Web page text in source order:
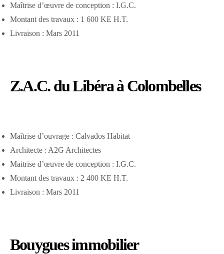
Maîtrise d’œuvre de conception : I.G.C.
Montant des travaux : 1 600 KE H.T.
Livraison : Mars 2011
Z.A.C. du Libéra à Colombelles
Maîtrise d’ouvrage : Calvados Habitat
Architecte : A2G Architectes
Maitrise d’œuvre de conception : I.G.C.
Montant des travaux : 2 400 KE H.T.
Livraison : Mars 2011
Bouygues immobilier